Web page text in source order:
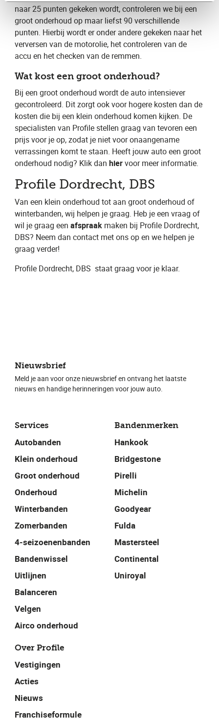
naar 25 punten gekeken wordt, controleren we bij een
groot onderhoud op maar liefst 90 verschillende
punten. Hierbij wordt er onder andere gekeken naar het
verversen van de motorolie, het controleren van de
accu en het checken van de remmen.
Wat kost een groot onderhoud?
Bij een groot onderhoud wordt de auto intensiever
gecontroleerd. Dit zorgt ook voor hogere kosten dan de
kosten die bij een klein onderhoud komen kijken. De
specialisten van Profile stellen graag van tevoren een
prijs voor je op, zodat je niet voor onaangename
verrassingen komt te staan. Heeft jouw auto een groot
onderhoud nodig? Klik dan ​ hier​ voor meer informatie.
Profile Dordrecht, DBS
Van een klein onderhoud tot aan groot onderhoud of
winterbanden, wij helpen je graag. Heb je een vraag of
wil je graag een ​ afspraak ​ maken bij Profile Dordrecht,
DBS​? Neem dan contact met ons op en we helpen je
graag verder!
Profile Dordrecht, DBS ​ staat graag voor je klaar.
Services
Autobanden
Klein onderhoud
Groot onderhoud
Onderhoud
Winterbanden
Zomerbanden
4-seizoenenbanden
Bandenwissel
Uitlijnen
Balanceren
Velgen
Airco onderhoud
Bandenmerken
Hankook
Bridgestone
Pirelli
Michelin
Goodyear
Fulda
Mastersteel
Continental
Uniroyal
Over Profile
Vestigingen
Acties
Nieuws
Franchiseformule
Nieuwsbrief
Meld je aan voor onze nieuwsbrief en ontvang het laatste
nieuws en handige herinneringen voor jouw auto.